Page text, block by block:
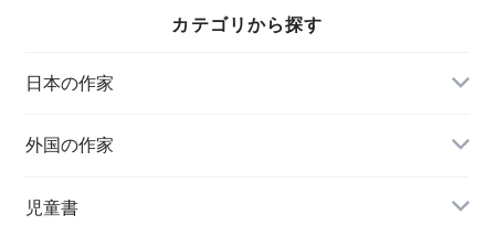
カテゴリから探す
日本の作家
外国の作家
チェコ
児童書